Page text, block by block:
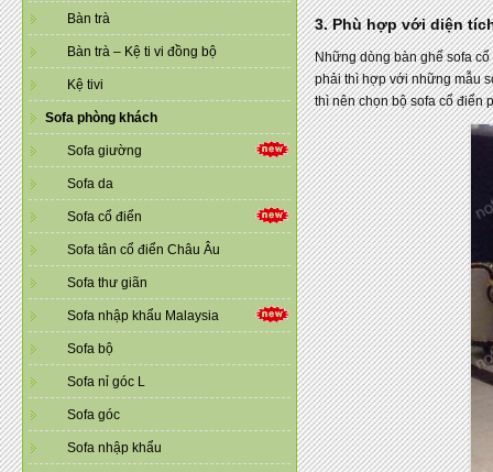
Bàn trà
Bàn trà – Kệ ti vi đồng bộ
Kệ tivi
Sofa phòng khách
Sofa giường
Sofa da
Sofa cổ điển
Sofa tân cổ điển Châu Âu
Sofa thư giãn
Sofa nhập khẩu Malaysia
Sofa bộ
Sofa nỉ góc L
Sofa góc
Sofa nhập khẩu
3. Phù hợp với diện
Những dòng bàn ghế sofa
phải thì hợp với những mẫu
thì nên chọn bộ sofa cổ điển